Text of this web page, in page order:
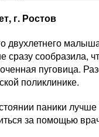
г. Ростов
двухлетнего
сразу сообразила,
пуговица.
поликлинике.
паники лучше
за помощью